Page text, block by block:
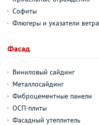
Софиты
Флюгеры и указатели ветра
Фасад
Виниловый сайдинг
Металлосайдинг
Фиброцементные панели
ОСП-плиты
Фасадный утеплитель